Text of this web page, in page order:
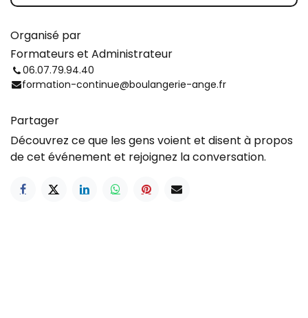
Organisé par
Formateurs et Administrateur
06.07.79.94.40
formation-continue@boulangerie-ange.fr
Partager
Découvrez ce que les gens voient et disent à propos
de cet événement et rejoignez la conversation.